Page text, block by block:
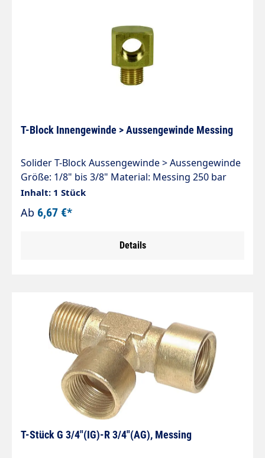
T-Block Innengewinde > Aussengewinde Messing
Solider T-Block Aussengewinde > Aussengewinde
Größe: 1/8" bis 3/8" Material: Messing 250 bar
Inhalt: 1 Stück
Ab 6,67 €*
Details
T-Stück G 3/4"(IG)-R 3/4"(AG), Messing